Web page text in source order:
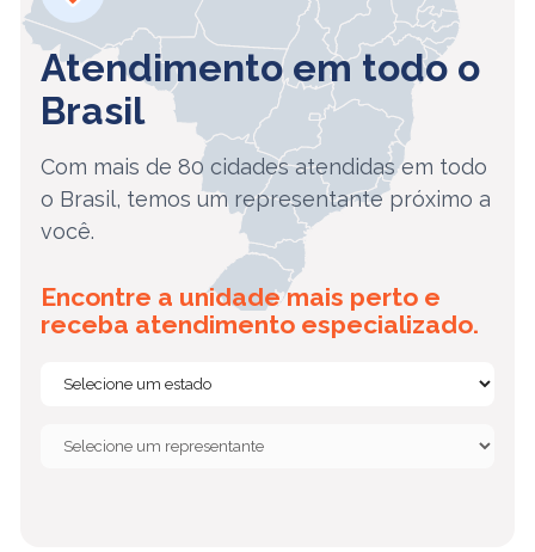
Atendimento em todo o
Brasil
Com mais de 80 cidades atendidas em todo
o Brasil, temos um representante próximo a
você.
Encontre a unidade mais perto e
receba atendimento especializado.